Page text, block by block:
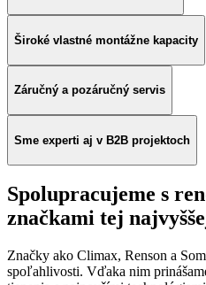
Široké vlastné montážne kapacity
Záručný a pozáručný servis
Sme experti aj v B2B projektoch
Spolupracujeme s
značkami tej
Značky ako Climax, Renson a
spoľahlivosti. Vďaka nim